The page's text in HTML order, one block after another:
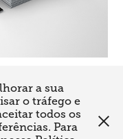
a sua
o tráfego e
todos os
Para